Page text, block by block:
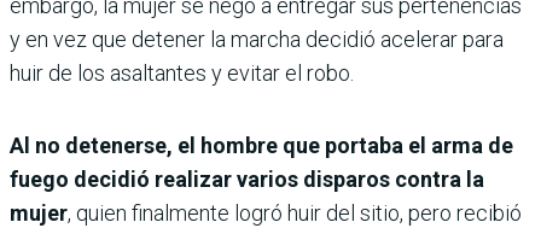
embargo, la mujer se negó a entregar sus pertenencias
y en vez que detener la marcha decidió acelerar para
huir de los asaltantes y evitar el robo.
Al no detenerse, el hombre que portaba el arma de
fuego decidió realizar varios disparos contra la
mujer, quien finalmente logró huir del sitio, pero recibió